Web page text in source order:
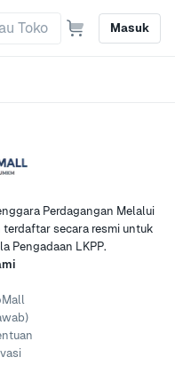
Masuk
Perdagangan Melalui
secara resmi untuk
Pengadaan LKPP.